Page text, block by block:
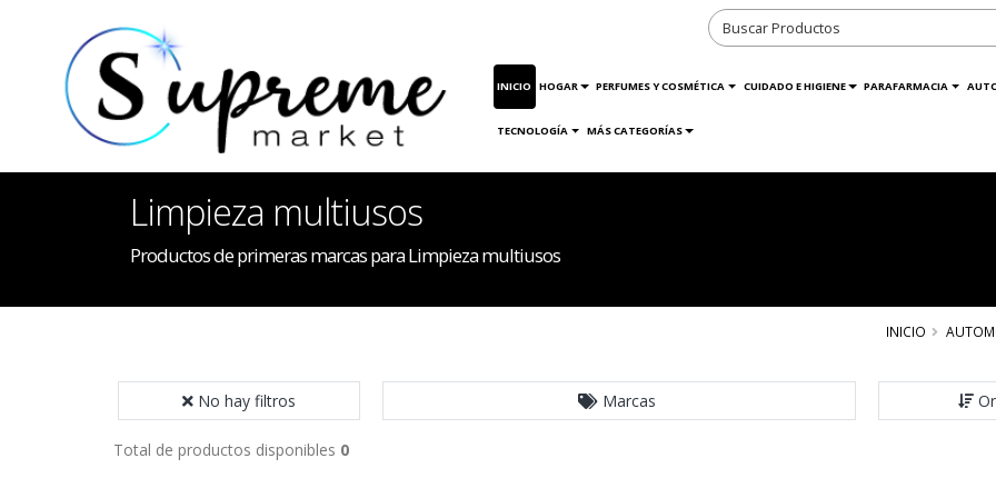
INICIO HOGAR PERFUMES Y COSMÉTICA CUIDADO E HIGIENE PARAFARMACIA
TECNOLOGÍA MÁS CATEGORÍAS
Limpieza multiusos
Productos de primeras marcas para Limpieza multiusos
INICIO
No hay filtros Marcas
Total de productos disponibles 0